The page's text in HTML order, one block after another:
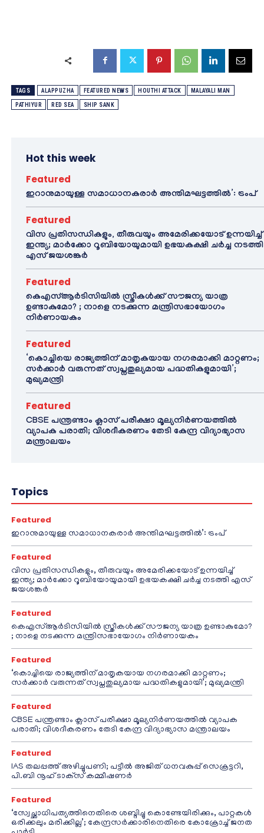
TAGS ALAPPUZHA FEATURED NEWS HOUTHI ATTACK MALAYALI MAN
PATHIYUR RED SEA SHIP SANK
Hot this week
Featured
ഇറാനുമായുള്ള സമാധാനകരാർ അന്തിമഘട്ടത്തിൽ‌’: ട്രംപ്
Featured
വിസ പ്രതിസന്ധികളും, തീരുവയും അമേരിക്കയോട് ഉന്നയിച്ച്
ഇന്ത്യ; മാർക്കോ റൂബിയോയുമായി ഉഭയകക്ഷി ചർച്ച നടത്തി
എസ് ജയശങ്കർ
Featured
കെഎസ്ആർടിസിയിൽ സ്ത്രീകൾക്ക് സൗജന്യ യാത്ര
ഉണ്ടാകുമോ? ; നാളെ നടക്കുന്ന മന്ത്രിസഭായോഗം
നിർണായകം
Featured
‘കൊച്ചിയെ രാജ്യത്തിന് മാതൃകയായ നഗരമാക്കി മാറ്റണം;
സർക്കാർ വരുന്നത് സ്വപ്നതുല്യമായ പദ്ധതികളുമായി’;
മുഖ്യമന്ത്രി
Featured
CBSE പന്ത്രണ്ടാം ക്ലാസ് പരീക്ഷാ മൂല്യനിർണയത്തിൽ
വ്യാപക പരാതി; വിശദീകരണം തേടി കേന്ദ്ര വിദ്യാഭ്യാസ
മന്ത്രാലയം
Topics
Featured
ഇറാനുമായുള്ള സമാധാനകരാർ അന്തിമഘട്ടത്തിൽ‌’: ട്രംപ്
Featured
വിസ പ്രതിസന്ധികളും, തീരുവയും അമേരിക്കയോട് ഉന്നയിച്ച്
ഇന്ത്യ; മാർക്കോ റൂബിയോയുമായി ഉഭയകക്ഷി ചർച്ച നടത്തി എസ്
ജയശങ്കർ
Featured
കെഎസ്ആർടിസിയിൽ സ്ത്രീകൾക്ക് സൗജന്യ യാത്ര ഉണ്ടാകുമോ?
; നാളെ നടക്കുന്ന മന്ത്രിസഭായോഗം നിർണായകം
Featured
‘കൊച്ചിയെ രാജ്യത്തിന് മാതൃകയായ നഗരമാക്കി മാറ്റണം;
സർക്കാർ വരുന്നത് സ്വപ്നതുല്യമായ പദ്ധതികളുമായി’; മുഖ്യമന്ത്രി
Featured
CBSE പന്ത്രണ്ടാം ക്ലാസ് പരീക്ഷാ മൂല്യനിർണയത്തിൽ വ്യാപക
പരാതി; വിശദീകരണം തേടി കേന്ദ്ര വിദ്യാഭ്യാസ മന്ത്രാലയം
Featured
IAS തലപ്പത്ത് അഴിച്ചുപണി; പട്ടീല്‍ അജിത് ധനവകുപ്പ് സെക്രട്ടറി,
പി.ബി നൂഹ് ടാക്‌സ് കമ്മീഷണര്‍
Featured
‘സ്വേച്ഛാധിപത്യത്തിനെതിരെ ശബ്ദിച്ചു കൊണ്ടേയിരിക്കും, പാറ്റകൾ
ഒരിക്കലും മരിക്കില്ല’; കേന്ദ്രസർക്കാരിനെതിരെ കോക്രോച്ച് ജനത